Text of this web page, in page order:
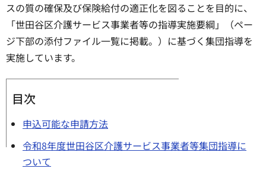
スの質の確保及び保険給付の適正化を図ることを目的に、
「世田谷区介護サービス事業者等の指導実施要綱」（ペー
ジ下部の添付ファイル一覧に掲載。）に基づく集団指導を
実施しています。
目次
申込可能な申請方法
令和8年度世田谷区介護サービス事業者等集団指導に
ついて